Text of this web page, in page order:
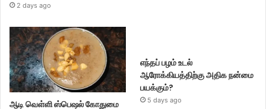
2 days ago
ஆடி வெள்ளி ஸ்பெஷல் கோதுமை
எந்தப் பழம் உடல்
ஆரோக்கியத்திற்கு அதிக நன்மை
பயக்கும்?
5 days ago